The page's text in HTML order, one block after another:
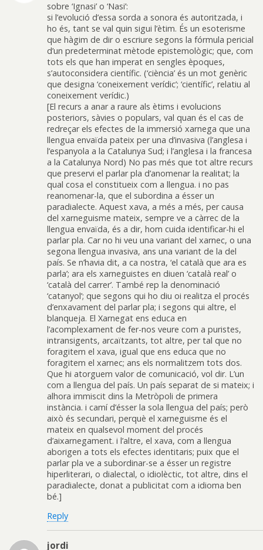
sobre ‘Ignasi’ o ‘Nasi’:
si l’evolució d’essa sorda a sonora és autoritzada, i
ho és, tant se val quin sigui l’ètim. És un esoterisme
que hàgim de dir o escriure segons la fórmula pericial
d’un predeterminat mètode epistemològic; que, com
tots els que han imperat en sengles èpoques,
s’autoconsidera científic. (‘ciència’ és un mot genèric
que designa ‘coneixement verídic’; ‘científic’, relatiu al
coneixement verídic.)
[El recurs a anar a raure als ètims i evolucions
posteriors, sàvies o populars, val quan és el cas de
redreçar els efectes de la immersió xarnega que una
llengua envaïda pateix per una d’invasiva (l’anglesa i
l’espanyola a la Catalunya Sud; i l’anglesa i la francesa
a la Catalunya Nord) No pas més que tot altre recurs
que preservi el parlar pla d’anomenar la realitat; la
qual cosa el constitueix com a llengua. i no pas
reanomenar-la, que el subordina a ésser un
paradialecte. Aquest xava, a més a més, per causa
del xarneguisme mateix, sempre ve a càrrec de la
llengua envaïda, és a dir, hom cuida identificar-hi el
parlar pla. Car no hi veu una variant del xarnec, o una
segona llengua invasiva, ans una variant de la del
país. Se n’havia dit, a ca nostra, ‘el català que ara es
parla’; ara els xarneguistes en diuen ‘català real’ o
‘català del carrer’. També rep la denominació
‘catanyol’; que segons qui ho diu oi realitza el procés
d’enxavament del parlar pla; i segons qui altre, el
blanqueja. El Xarnegat ens educa en
l’acomplexament de fer-nos veure com a puristes,
intransigents, arcaïtzants, tot altre, per tal que no
foragitem el xava, igual que ens educa que no
foragitem el xarnec; ans els normalitzem tots dos.
Que hi atorguem valor de comunicació, vol dir. L’un
com a llengua del país. Un país separat de si mateix; i
alhora immiscit dins la Metròpoli de primera
instància. i camí d’ésser la sola llengua del país; però
això és secundari, perquè el xarneguisme és el
mateix en qualsevol moment del procés
d’aixarnegament. i l’altre, el xava, com a llengua
aborigen a tots els efectes identitaris; puix que el
parlar pla ve a subordinar-se a ésser un registre
hiperliterari, o dialectal, o idiolèctic, tot altre, dins el
paradialecte, donat a publicitat com a idioma ben
bé.]
Reply
jordi